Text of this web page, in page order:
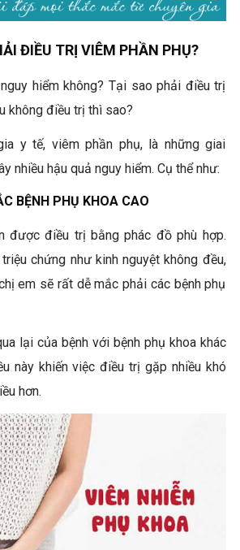
ĐIỀU TRỊ VIÊM PHẦN PHỤ?
hiểm không? Tại sao phải điều trị
không điều trị thì sao?
y tế, viêm phần phụ, là những giai
nhiều hậu quả nguy hiểm. Cụ thể như:
BỆNH PHỤ KHOA CAO
được điều trị bằng phác đồ phù hợp.
chứng như kinh nguyệt không đều,
em sẽ rất dễ mắc phải các bệnh phụ
lại của bệnh với bệnh phụ khoa khác
này khiến việc điều trị gặp nhiều khó
hơn.